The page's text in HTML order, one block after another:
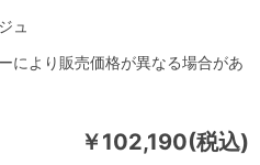
￥102,190(税込)
により販売価格が異なる場合があ
ュ